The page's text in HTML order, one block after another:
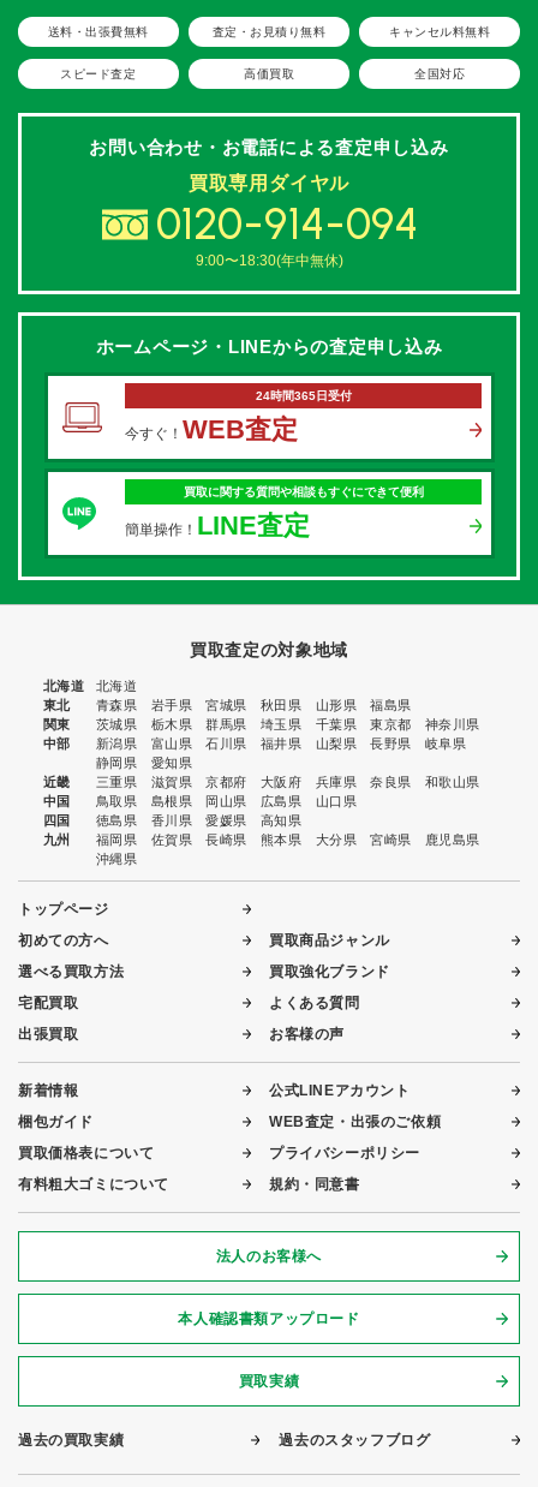
送料・出張費無料 査定・お見積り無料 キャンセル料無料
スピード査定 高価買取 全国対応
お問い合わせ・お電話による査定申し込み
買取専用ダイヤル
0120-914-094
9:00〜18:30(年中無休)
ホームページ・LINEからの査定申し込み
24時間365日受付
今すぐ！ WEB査定
買取に関する質問や相談もすぐにできて便利
簡単操作！ LINE査定
買取査定の対象地域
北海道
北海道
東北
青森県 岩手県 宮城県 秋田県 山形県
福島県
関東
茨城県 栃木県 群馬県 埼玉県 千葉県 東京都
神奈川県
中部
新潟県 富山県 石川県 福井県 山梨県 長野県
岐阜県
静岡県
愛知県
近畿
三重県 滋賀県 京都府 大阪府 兵庫県 奈良県
和歌山県
中国
鳥取県 島根県 岡山県 広島県
山口県
四国
徳島県 香川県 愛媛県
高知県
九州
福岡県 佐賀県 長崎県 熊本県 大分県 宮崎県
鹿児島県
沖縄県
トップページ
初めての方へ
選べる買取方法
宅配買取
出張買取
買取商品ジャンル
買取強化ブランド
よくある質問
お客様の声
新着情報
梱包ガイド
買取価格表について
有料粗大ゴミについて
公式LINEアカウント
WEB査定・出張のご依頼
プライバシーポリシー
規約・同意書
法人のお客様へ
本人確認書類アップロード
買取実績
過去の買取実績 過去のスタッフブログ